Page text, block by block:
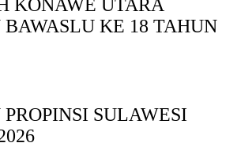
KONAWE UTARA
KE 18 TAHUN
SULAWESI